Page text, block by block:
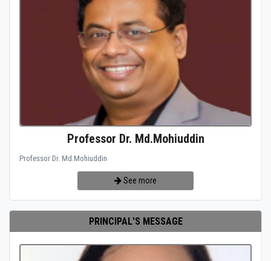
Professor Dr. Md.Mohiuddin
Professor Dr. Md.Mohiuddin
See more
PRINCIPAL'S MESSAGE